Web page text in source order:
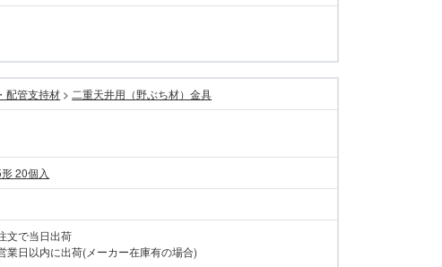
配管支持材 > 二重天井用（野ぶち材）金具
20個入
文で当日出荷
業日以内に出荷(メーカー在庫有の場合)